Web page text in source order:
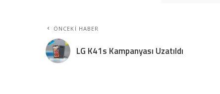
ÖNCEKI HABER
LG K41s Kampanyası Uzatıldı